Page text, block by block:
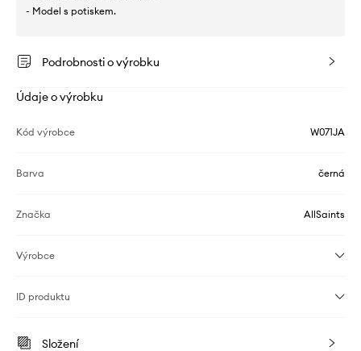
- Model s potiskem.
Podrobnosti o výrobku
Údaje o výrobku
Kód výrobce W071JA
Barva černá
Značka AllSaints
Výrobce
ID produktu
Složení